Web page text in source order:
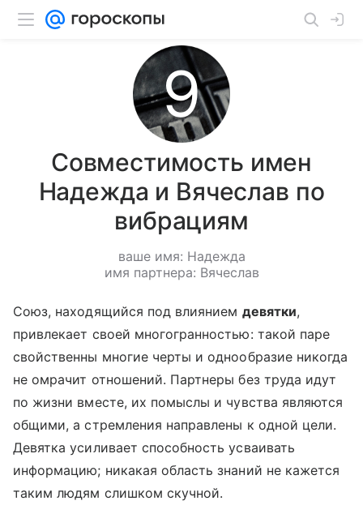
Совместимость имен
Надежда и Вячеслав по
вибрациям
ваше имя: Надежда
имя партнера: Вячеслав
Союз, находящийся под влиянием девятки,
привлекает своей многогранностью: такой паре
свойственны многие черты и однообразие никогда
не омрачит отношений. Партнеры без труда идут
по жизни вместе, их помыслы и чувства являются
общими, а стремления направлены к одной цели.
Девятка усиливает способность усваивать
информацию; никакая область знаний не кажется
таким людям слишком скучной.